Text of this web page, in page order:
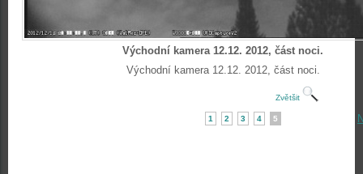
Východní kamera 12.12. 2012, část noci.
Východní kamera 12.12. 2012, část noci.
Zvětšit
1 2 3 4 5